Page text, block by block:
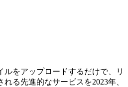
ルをアップロードするだけで、リ
る先進的なサービスを2023年、